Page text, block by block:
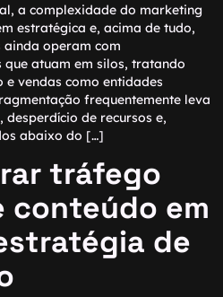
a complexidade do marketing
estratégica e, acima de tudo,
ainda operam com
atuam em silos, tratando
vendas como entidades
frequentemente leva
desperdício de recursos e,
abaixo do […]
tráfego
conteúdo em
de